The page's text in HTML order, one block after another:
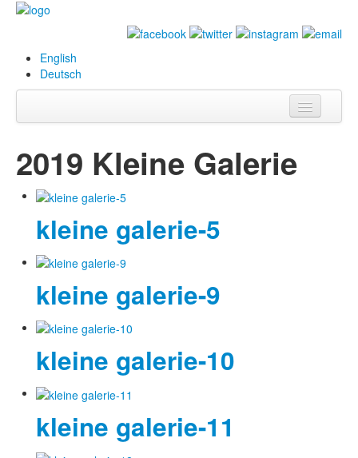
English
Deutsch
Biografie
Bilder
Datenbank
& Projekte
Publikationen
Texte
2019 Kleine Galerie
kleine galerie-5
kleine galerie-9
kleine galerie-10
kleine galerie-11